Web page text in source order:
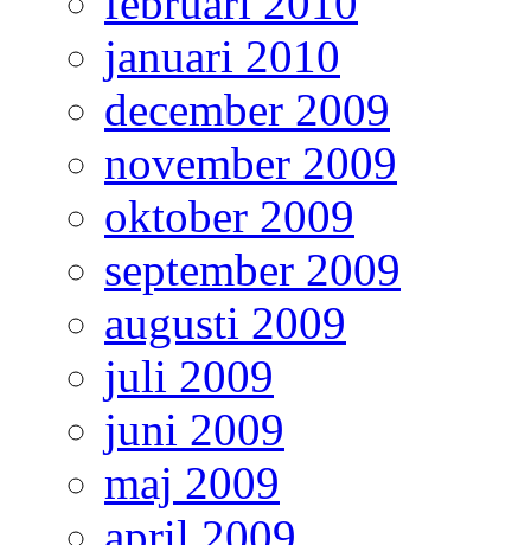
januari 2010
december 2009
november 2009
oktober 2009
september 2009
augusti 2009
juli 2009
juni 2009
maj 2009